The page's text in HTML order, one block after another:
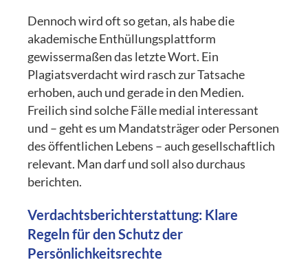
Dennoch wird oft so getan, als habe die
akademische Enthüllungsplattform
gewissermaßen das letzte Wort. Ein
Plagiatsverdacht wird rasch zur Tatsache
erhoben, auch und gerade in den Medien.
Freilich sind solche Fälle medial interessant
und – geht es um Mandatsträger oder Personen
des öffentlichen Lebens – auch gesellschaftlich
relevant. Man darf und soll also durchaus
berichten.
Verdachtsberichterstattung: Klare
Regeln für den Schutz der
Persönlichkeitsrechte